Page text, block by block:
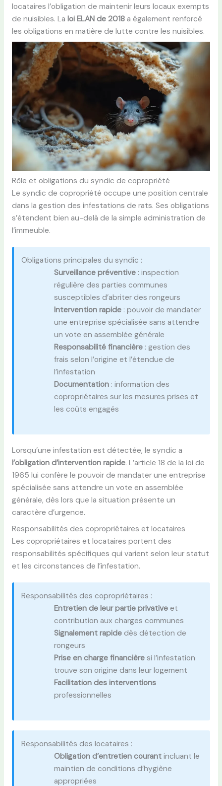
locataires l’obligation de maintenir leurs locaux exempts
de nuisibles. La loi ELAN de 2018a également renforcé
les obligations en matière de lutte contre les nuisibles.
Rôle et obligations du syndic de copropriété
Le syndic de copropriété occupe une position centrale
dans la gestion des infestations de rats. Ses obligations
s’étendent bien au-delà de la simple administration de
l’immeuble.
Obligations principales du syndic :
Surveillance préventive : inspection
régulière des parties communes
susceptibles d’abriter des rongeurs
Intervention rapide : pouvoir de mandater
une entreprise spécialisée sans attendre
un vote en assemblée générale
Responsabilité financière : gestion des
frais selon l’origine et l’étendue de
l’infestation
Documentation : information des
copropriétaires sur les mesures prises et
les coûts engagés
Lorsqu’une infestation est détectée, le syndic a
l’obligation d’intervention rapide. L’article 18 de la loi de
1965 lui confère le pouvoir de mandater une entreprise
spécialisée sans attendre un vote en assemblée
générale, dès lors que la situation présente un
caractère d’urgence.
Responsabilités des copropriétaires et locataires
Les copropriétaires et locataires portent des
responsabilités spécifiques qui varient selon leur statut
et les circonstances de l’infestation.
Responsabilités des copropriétaires :
Entretien de leur partie privative et
contribution aux charges communes
Signalement rapide dès détection de
rongeurs
Prise en charge financière si l’infestation
trouve son origine dans leur logement
Facilitation des interventions
professionnelles
Responsabilités des locataires :
Obligation d’entretien courant incluant le
maintien de conditions d’hygiène
appropriées